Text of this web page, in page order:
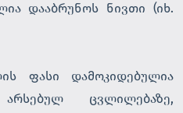
დააბრუნოს ნივთი (იხ.
ფასი დამოკიდებულია
ცვლილებაზე,